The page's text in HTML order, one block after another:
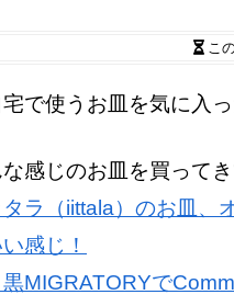
こ
で使うお皿を気に入
感じのお皿を買ってき
タラ（iittala）のお皿、
感じ！
MIGRATORYで